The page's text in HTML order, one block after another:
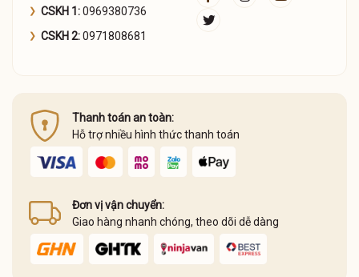
CSKH 1:0969380736
CSKH 2:0971808681
Thanh toán an toàn:
Hỗ trợ nhiều hình thức thanh toán
Đơn vị vận chuyển:
Giao hàng nhanh chóng, theo dõi dễ dàng